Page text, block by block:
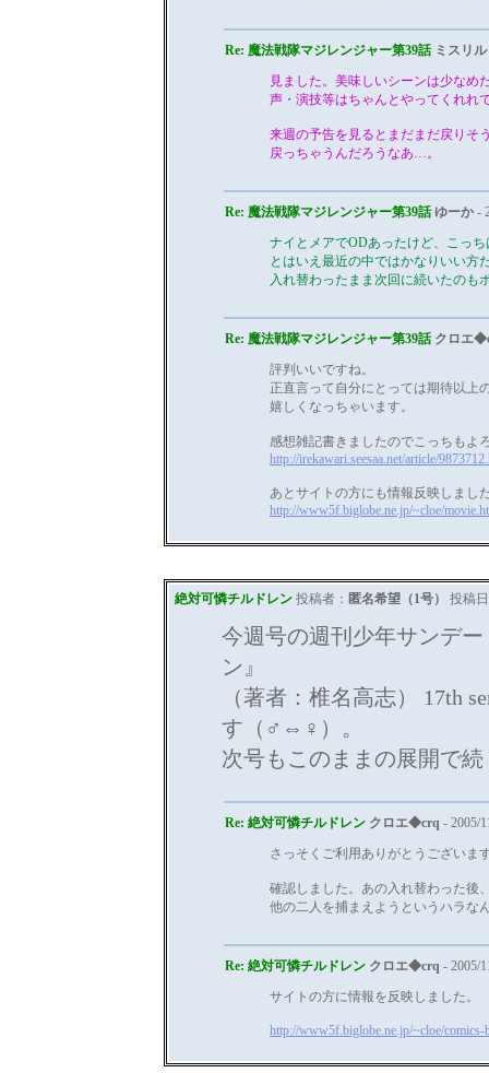
Re: 魔法戦隊マジレンジャー第39話 ミスリル
見ました。美味しいシーンは少なめ
声・演技等はちゃんとやってくれれ
来週の予告を見るとまだまだ戻りそ
戻っちゃうんだろうなあ…。
Re: 魔法戦隊マジレンジャー第39話 ゆーか-
ナイとメアでODあったけど、こっ
とはいえ最近の中ではかなりいい方
入れ替わったまま次回に続いたのも
Re: 魔法戦隊マジレンジャー第39話 クロエ
評判いいですね。
正直言って自分にとっては期待以上
嬉しくなっちゃいます。
感想雑記書きましたのでこっちもよ
http://irekawari.seesaa.net/article/
あとサイトの方にも情報反映しまし
http://www5f.biglobe.ne.jp/~cloe/
絶対可憐チルドレン 投稿者： 匿名希望（1号） 投稿
今週号の週刊少年サンデ
ン』
（著者：椎名高志） 17th
す（♂⇔♀）。
次号もこのままの展開で
Re: 絶対可憐チルドレン クロエ◆crq - 2005/
さっそくご利用ありがとうございま
確認しました。あの入れ替わった後
他の二人を捕まえようというハラな
Re: 絶対可憐チルドレン クロエ◆crq - 2005/
サイトの方に情報を反映しました。
http://www5f.biglobe.ne.jp/~cloe/comics-